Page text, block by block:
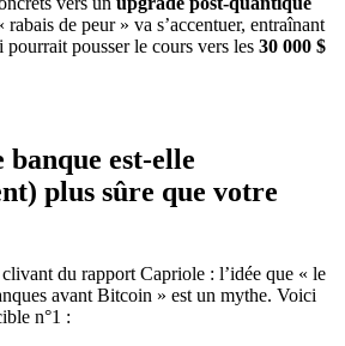
de peur » va s’accentuer, entraînant
pourrait pousser le cours vers les 30 000 $
est-elle
plus sûre que votre
clivant du rapport Capriole : l’idée que « le
avant Bitcoin » est un mythe. Voici
n°1 :